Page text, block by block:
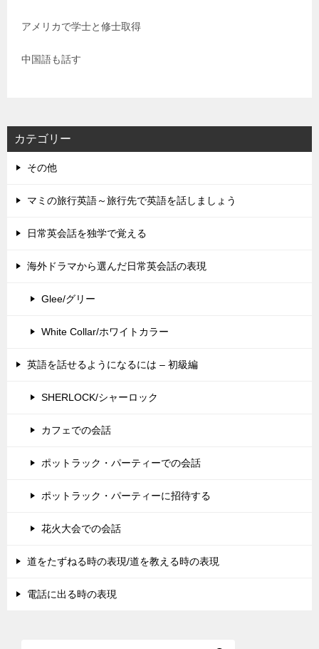
アメリカで学士と修士取得
中国語も話す
カテゴリー
その他
マミの旅行英語～旅行先で英語を話しましょう
日常英会話を独学で覚える
海外ドラマから選んだ日常英会話の表現
Glee/グリー
White Collar/ホワイトカラー
英語を話せるようになるには – 初級編
SHERLOCK/シャーロック
カフェでの会話
ポットラック・パーティーでの会話
ポットラック・パーティーに招待する
花火大会での会話
道をたずねる時の表現/道を教える時の表現
電話に出る時の表現